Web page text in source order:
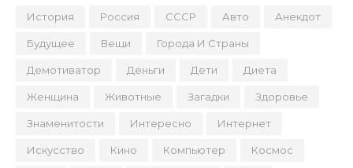
История Россия СССР Авто Анекдот
Будущее Вещи Города И Страны
Демотиватор Деньги Дети Диета
Женщина Животные Загадки Здоровье
Знаменитости Интересно Интернет
Искусство Кино Компьютер Космос